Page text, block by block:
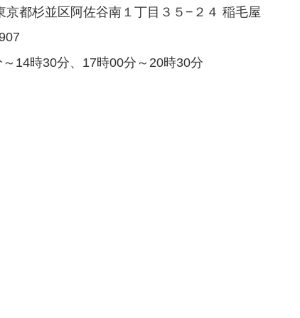
京都杉並区阿佐谷南１丁目３５−２４ 稲毛屋
14時30分、17時00分～20時30分